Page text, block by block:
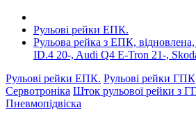
Рульові рейки ЕПК.
Рульова рейка з ЕПК,
ID.4 20-, Audi Q4 E-Tron 21-,
Рульові рейки ЕПК. Рульові рейки ГПК
Сервотроніка Шток рульової рейки з
Пневмопідвіска